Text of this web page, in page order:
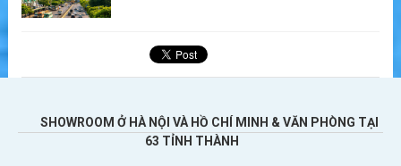
SHOWROOM Ở HÀ NỘI VÀ HỒ CHÍ MINH & VĂN PHÒNG TẠI
63 TỈNH THÀNH